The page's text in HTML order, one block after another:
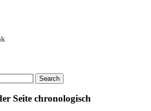
Seite chronologisch